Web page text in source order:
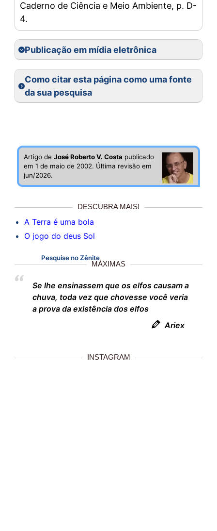
Caderno de Ciência e Meio Ambiente, p. D-
4.
Publicação em mídia eletrônica
Como citar esta página como uma fonte
da sua pesquisa
Artigo deJosé Roberto V. Costa publicado
em 1 de maio de 2002. Última revisão em
jun/2026.
DESCUBRA MAIS!
A Terra é uma bola
O jogo do deus Sol
Pesquise no Zênite
MÁXIMAS
Se lhe ensinassem que os elfos causam a
chuva, toda vez que chovesse você veria
a prova da existência dos elfos
Ariex
INSTAGRAM